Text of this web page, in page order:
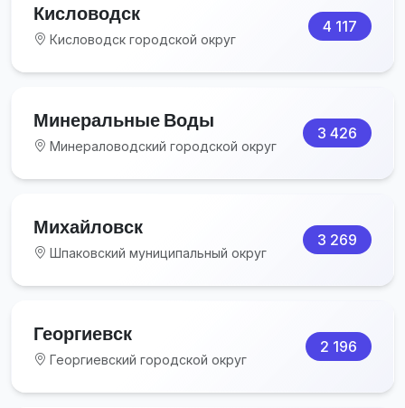
Кисловодск
Кисловодск городской округ
4 117
Минеральные Воды
Минераловодский городской округ
3 426
Михайловск
Шпаковский муниципальный округ
3 269
Георгиевск
Георгиевский городской округ
2 196